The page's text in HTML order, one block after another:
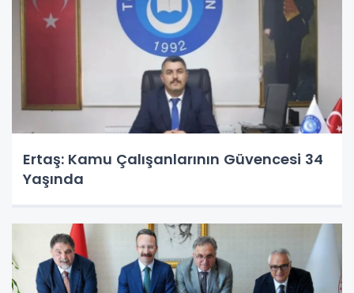
Ertaş: Kamu Çalışanlarının Güvencesi 34
Yaşında